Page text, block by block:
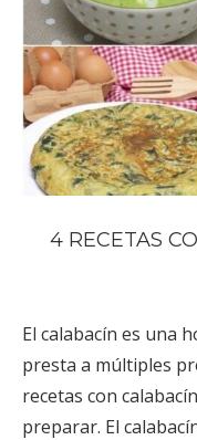
4 RECETAS
El calabacín es una
presta a múltiples
recetas con
preparar. El